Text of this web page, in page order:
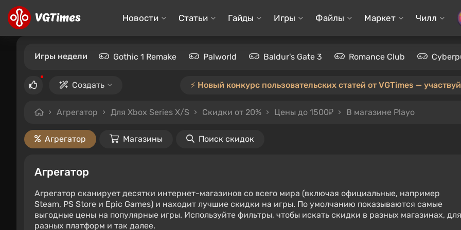
Новости Статьи Гайды Игры Файлы Маркет Чилл
Игры недели Gothic 1 Remake Palworld Baldur's Gate 3 Romance Club
Создать ⚡️ Новый конкурс пользовательских статей от VGTimes —
Агрегатор Для Xbox Series X/S Скидки от 20% Цены до 1500₽ В магазине Playo
Агрегатор Магазины Поиск скидок
Агрегатор
Агрегатор сканирует десятки интернет-магазинов со всего мира (включая официальные, например
Steam, PS Store и Epic Games) и находит лучшие скидки на игры. По умолчанию показываются самые
выгодные цены на популярные игры. Используйте фильтры, чтобы искать скидки в разных магазинах, для
разных платформ и так далее.